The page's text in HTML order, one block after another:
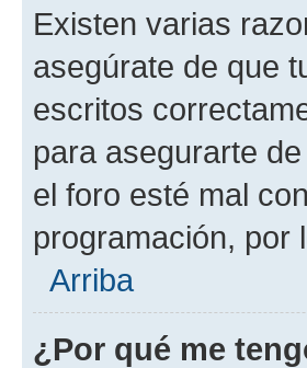
Existen varias
asegúrate de que
escritos
para asegurarte
el foro esté mal
programación, por
Arriba
¿Por qué me